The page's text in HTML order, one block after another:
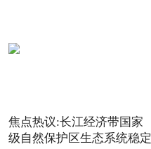
焦点热议:长江经济带国家
级自然保护区生态系统稳定